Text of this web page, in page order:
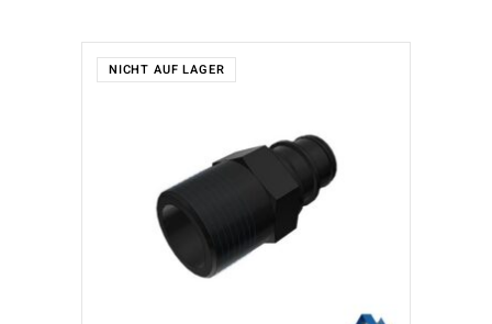
NICHT AUF LAGER